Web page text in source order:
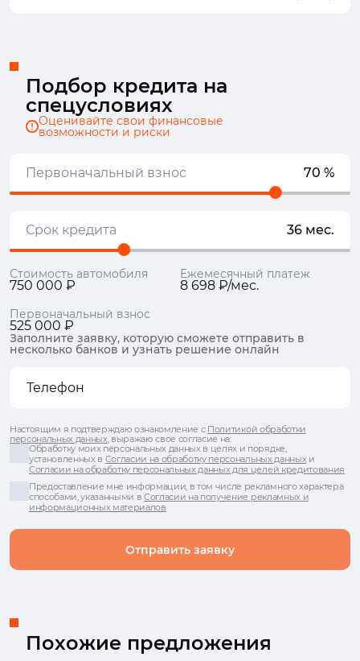
Подбор кредита на
спецусловиях
Оценивайте свои финансовые
возможности и риски
Первоначальный взнос 70 %
Срок кредита 36 мес.
Стоимость автомобиля
750 000 ₽
Ежемесячный платеж
8 698 ₽/мес.
Первоначальный взнос
525 000 ₽
Заполните заявку, которую сможете отправить в
несколько банков и узнать решение онлайн
Отправить заявку
Настоящим я подтверждаю ознакомление с Политикой обработки
персональных данных, выражаю свое согласие на:
Обработку моих персональных данных в целях и порядке,
установленных в Согласии на обработку персональных данныхи
Согласии на обработку персональных данных для целей кредитования
Предоставление мне информации, в том числе рекламного характера
способами, указанными вСогласии на получение рекламных и
информационных материалов
Похожие предложения